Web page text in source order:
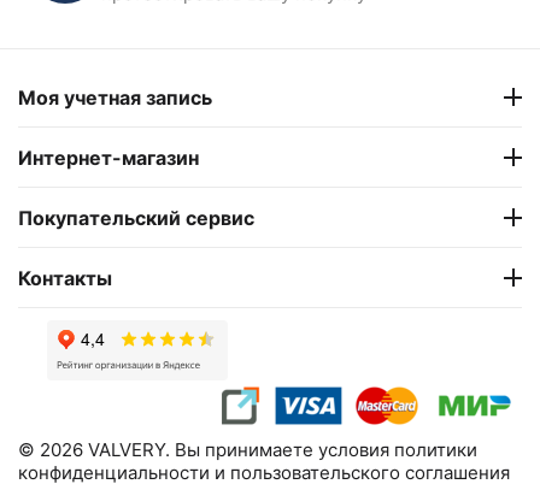
Моя учетная запись
Интернет-магазин
Покупательский сервис
Контакты
© 2026 VALVERY. Вы принимаете условия политики
конфиденциальности и пользовательского соглашения